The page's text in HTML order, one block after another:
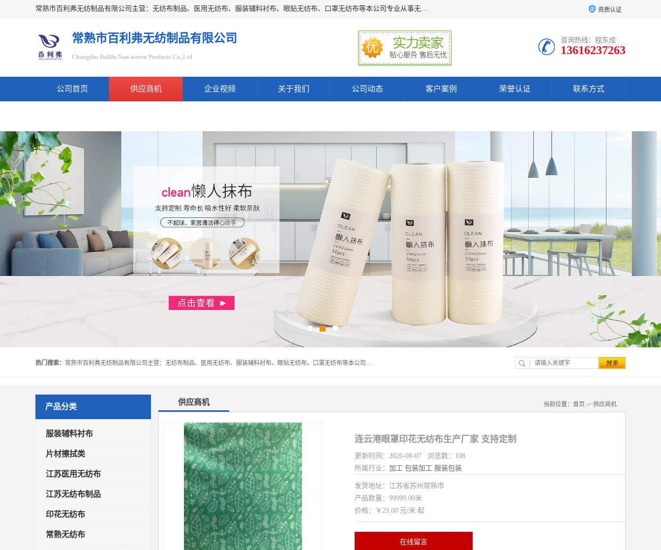
常熟市百利弗无纺制品有限公司主营：无纺布制品、医用无纺布、服装辅料衬布、眼贴无纺布、口罩无纺布等本公司专业从事无纺布制品的生产及销售。生产各种规格裁片折叠无纺布、一次性足浴巾、卷材服装衬布、印花复合类无纺布制品、环保购物袋、电子产品包装袋以及特殊功能新型无纺布。广泛用于服装，基布，包装，家居建筑、卫生材料等领域。 资质认证
常熟市百利弗无纺制品有限公司
Changshu Bailifu Non-woven Products Co.,Ltd
咨询热线：程东成
13616237263
公司首页 供应商机 企业视频 关于我们 公司动态 客户案例 荣誉认证 联系方式
热门搜索： 常熟市百利弗无纺制品有限公司主营：无纺布制品、医用无纺布、服装辅料衬布、眼贴无纺布、口罩无纺布等本公司专业从事无纺布制品的生产及销售。生产各种规格裁片折叠无纺布、一次性足浴巾、卷材服装衬布、印花复合类无纺布制品、环保购物袋、电子产品包装袋以及特殊功能新型无纺布。广泛用于服装，基布，包装，家居建筑、卫生材料等领域。
产品分类
服装辅料衬布
片材擦拭类
江苏医用无纺布
江苏无纺布制品
印花无纺布
常熟无纺布
供应商机 当前位置： 首页 -> 供应商机
连云港眼罩印花无纺布生产厂家 支持定制
更新时间：2026-08-07 浏览数：108
所属行业： 加工 包装加工 服装包装
发货地址：江苏省苏州常熟市
产品数量：99999.00米
价格：￥ 23.00 元/米 起
在线留言